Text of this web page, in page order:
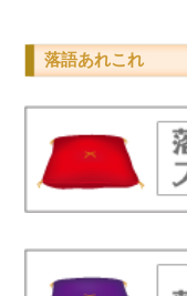
落語あれこれ